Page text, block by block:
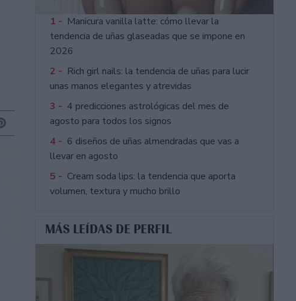
1 - Manicura vanilla latte: cómo llevar la
tendencia de uñas glaseadas que se impone en
2026
2 - Rich girl nails: la tendencia de uñas para lucir
unas manos elegantes y atrevidas
3 - 4 predicciones astrológicas del mes de
agosto para todos los signos
4 - 6 diseños de uñas almendradas que vas a
llevar en agosto
5 - Cream soda lips: la tendencia que aporta
volumen, textura y mucho brillo
MÁS LEÍDAS DE PERFIL